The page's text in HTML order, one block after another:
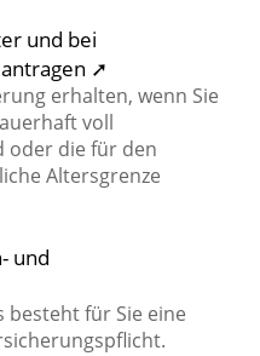
und bei
➚
erhalten, wenn Sie
voll
oder die für den
Altersgrenze
und
besteht für Sie eine